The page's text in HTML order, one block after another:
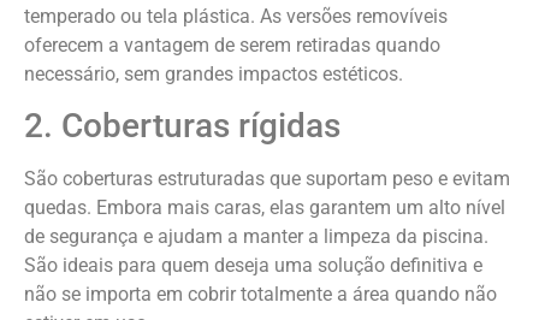
temperado ou tela plástica. As versões removíveis
oferecem a vantagem de serem retiradas quando
necessário, sem grandes impactos estéticos.
2. Coberturas rígidas
São coberturas estruturadas que suportam peso e evitam
quedas. Embora mais caras, elas garantem um alto nível
de segurança e ajudam a manter a limpeza da piscina.
São ideais para quem deseja uma solução definitiva e
não se importa em cobrir totalmente a área quando não